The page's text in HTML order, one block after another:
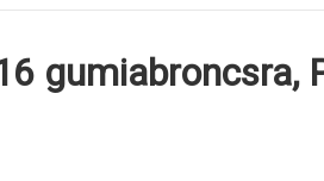
gumiabroncsra,